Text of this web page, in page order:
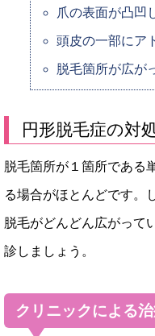
爪の表面が凸凹
頭皮の一部にア
脱毛箇所が広が
円形脱毛症の対
脱毛箇所が１箇所である
る場合がほとんどです。
脱毛がどんどん広がって
診しましょう。
クリニックによる